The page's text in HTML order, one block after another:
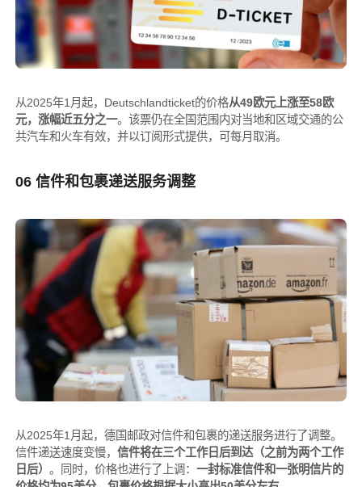
从2025年1月起，Deutschlandticket的价格从49欧元上涨至58欧
元，涨幅近五分之一。该票仍在全国范围内对当地和区域交通的公
共汽车和火车有效，并以订阅形式提供，可每月取消。
06 信件和包裹递送服务调整
从2025年1月起，德国邮政对信件和包裹的递送服务进行了调整。
信件递送速度变慢，信件将在三个工作日后到达（之前为两个工作
日后）。同时，价格也进行了上调：一封标准信件和一张明信片的